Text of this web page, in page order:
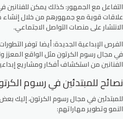
التفاعل مع الجمهور:كذلك يمكن للفنانين
علاقات قوية مع جمهورهم من خلال
الانتشار على منصات التواصل الاجتماعي.
الفرص الإبداعية الجديدة:أيضا توفر
في مجال رسوم الكرتون مثل الواقع المعزز
الفنانين من استكشاف أفكار ومشاريع
نصائح للمبتدئين في رسوم
للمبتدئين في مجال رسوم الكرتون، إليك
النمو وتطوير مهاراتهم: